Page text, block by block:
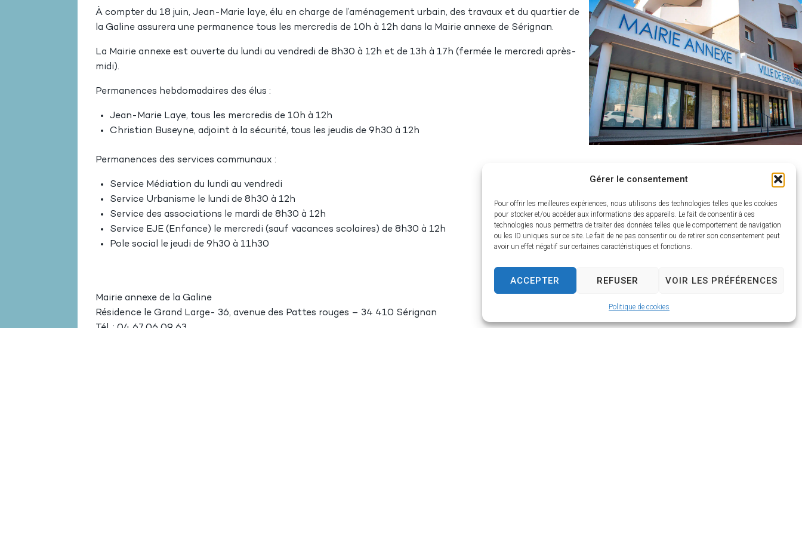
Gérer le consentement
Pour offrir les meilleures expériences, nous utilisons des technologies telles que les cookies
pour stocker et/ou accéder aux informations des appareils. Le fait de consentir à ces
technologies nous permettra de traiter des données telles que le comportement de navigation
ou les ID uniques sur ce site. Le fait de ne pas consentir ou de retirer son consentement peut
avoir un effet négatif sur certaines caractéristiques et fonctions.
ACCEPTER REFUSER VOIR LES PRÉFÉRENCES
Politique de cookies
À compter du 18 juin, Jean-Marie laye, élu en charge de l’aménagement urbain, des travaux et du quartier de
la Galine assurera une permanence tous les mercredis de 10h à 12h dans la Mairie annexe de Sérignan.
La Mairie annexe est ouverte du lundi au vendredi de 8h30 à 12h et de 13h à 17h (fermée le mercredi après-
midi).
Permanences hebdomadaires des élus :
Jean-Marie Laye, tous les mercredis de 10h à 12h
Christian Buseyne, adjoint à la sécurité, tous les jeudis de 9h30 à 12h
Permanences des services communaux :
Service Médiation du lundi au vendredi
Service Urbanisme le lundi de 8h30 à 12h
Service des associations le mardi de 8h30 à 12h
Service EJE (Enfance) le mercredi (sauf vacances scolaires) de 8h30 à 12h
Pole social le jeudi de 9h30 à 11h30
Mairie annexe de la Galine
Résidence le Grand Large- 36, avenue des Pattes rouges – 34 410 Sérignan
Tél. : 04 67 06 09 63